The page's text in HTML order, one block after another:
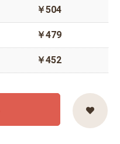
￥504
￥479
￥452